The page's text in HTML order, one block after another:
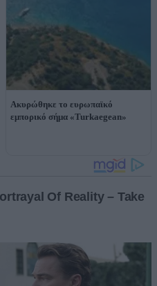
Ακυρώθηκε το ευρωπαϊκό
εμπορικό σήμα «Turkaegean»